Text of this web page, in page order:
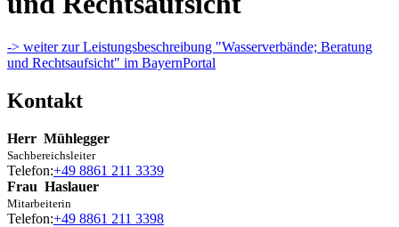
-> weiter zur Leistungsbeschreibung "Wasserverbände; Beratung
und Rechtsaufsicht" im BayernPortal
Kontakt
Herr Mühlegger
Sachbereichsleiter
Telefon:+49 8861 211 3339
Frau Haslauer
Mitarbeiterin
Telefon:+49 8861 211 3398